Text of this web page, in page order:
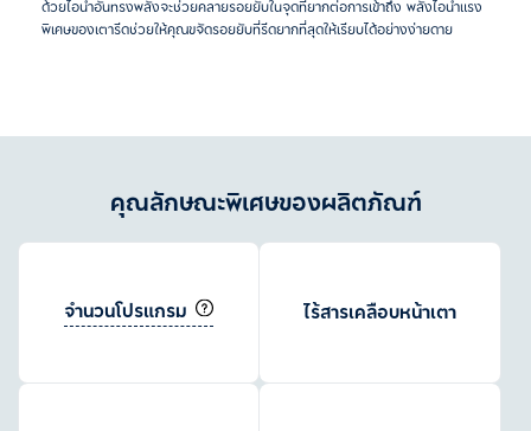
ด้วยไอน้ำอันทรงพลังจะช่วยคลายรอยยับในจุดที่ยากต่อการเข้าถึง พลังไอน้ำแรง
พิเศษของเตารีดช่วยให้คุณขจัดรอยยับที่รีดยากที่สุดให้เรียบได้อย่างง่ายดาย
คุณลักษณะพิเศษของผลิตภัณฑ์
จำนวนโปรแกรม ไร้สารเคลือบหน้าเตา